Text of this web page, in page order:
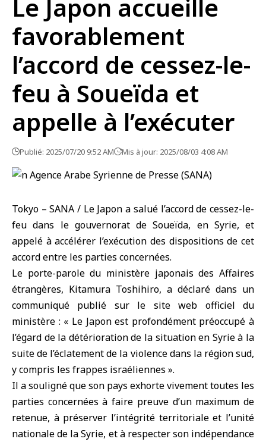
Le Japon accueille
favorablement
l’accord de cessez-le-
feu à Soueïda et
appelle à l’exécuter
Publié: 2025/07/20 9:52 AM Mis à jour: 2025/08/03 4:08 AM
Tokyo – SANA / Le Japon a salué l’accord de cessez-le-
feu dans le gouvernorat de Soueïda, en Syrie, et
appelé à accélérer l’exécution des dispositions de cet
accord entre les parties concernées.
Le porte-parole du ministère japonais des Affaires
étrangères, Kitamura Toshihiro, a déclaré dans un
communiqué publié sur le site web officiel du
ministère : « Le Japon est profondément préoccupé à
l’égard de la détérioration de la situation en Syrie à la
suite de l’éclatement de la violence dans la région sud,
y compris les frappes israéliennes ».
Il a souligné que son pays exhorte vivement toutes les
parties concernées à faire preuve d’un maximum de
retenue, à préserver l’intégrité territoriale et l’unité
nationale de la Syrie, et à respecter son indépendance